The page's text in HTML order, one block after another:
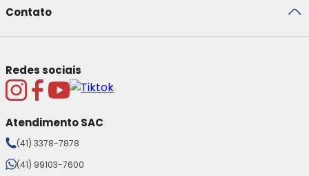
Contato
Redes sociais
Atendimento SAC
(41) 3378-7878
(41) 99103-7600